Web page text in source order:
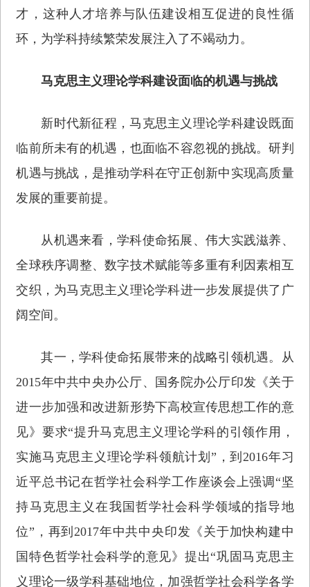
才，这种人才培养与队伍建设相互促进的良性循
环，为学科持续繁荣发展注入了不竭动力。
马克思主义理论学科建设面临的机遇与挑战
新时代新征程，马克思主义理论学科建设既面
临前所未有的机遇，也面临不容忽视的挑战。研判
机遇与挑战，是推动学科在守正创新中实现高质量
发展的重要前提。
从机遇来看，学科使命拓展、伟大实践滋养、
全球秩序调整、数字技术赋能等多重有利因素相互
交织，为马克思主义理论学科进一步发展提供了广
阔空间。
其一，学科使命拓展带来的战略引领机遇。从
2015年中共中央办公厅、国务院办公厅印发《关于
进一步加强和改进新形势下高校宣传思想工作的意
见》要求“提升马克思主义理论学科的引领作用，
实施马克思主义理论学科领航计划”，到2016年习
近平总书记在哲学社会科学工作座谈会上强调“坚
持马克思主义在我国哲学社会科学领域的指导地
位”，再到2017年中共中央印发《关于加快构建中
国特色哲学社会科学的意见》提出“巩固马克思主
义理论一级学科基础地位，加强哲学社会科学各学